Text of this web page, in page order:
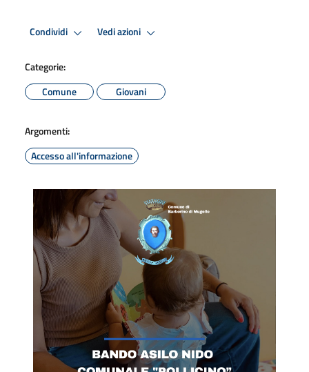
Condividi Vedi azioni
Categorie:
Comune
Giovani
Argomenti:
Accesso all'informazione